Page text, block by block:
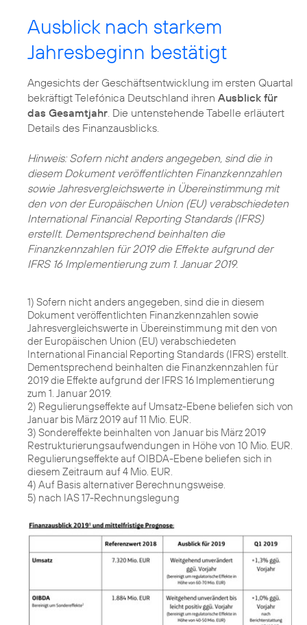
Ausblick nach starkem
Jahresbeginn bestätigt
Angesichts der Geschäftsentwicklung im ersten Quartal
bekräftigt Telefónica Deutschland ihren Ausblick für
das Gesamtjahr . Die untenstehende Tabelle erläutert
Details des Finanzausblicks.
Hinweis: Sofern nicht anders angegeben, sind die in
diesem Dokument veröffentlichten Finanzkennzahlen
sowie Jahresvergleichswerte in Übereinstimmung mit
den von der Europäischen Union (EU) verabschiedeten
International Financial Reporting Standards (IFRS)
erstellt. Dementsprechend beinhalten die
Finanzkennzahlen für 2019 die Effekte aufgrund der
IFRS 16 Implementierung zum 1. Januar 2019.
1) Sofern nicht anders angegeben, sind die in diesem
Dokument veröffentlichten Finanzkennzahlen sowie
Jahresvergleichswerte in Übereinstimmung mit den von
der Europäischen Union (EU) verabschiedeten
International Financial Reporting Standards (IFRS) erstellt.
Dementsprechend beinhalten die Finanzkennzahlen für
2019 die Effekte aufgrund der IFRS 16 Implementierung
zum 1. Januar 2019.
2) Regulierungseffekte auf Umsatz-Ebene beliefen sich von
Januar bis März 2019 auf 11 Mio. EUR.
3) Sondereffekte beinhalten von Januar bis März 2019
Restrukturierungsaufwendungen in Höhe von 10 Mio. EUR.
Regulierungseffekte auf OIBDA-Ebene beliefen sich in
diesem Zeitraum auf 4 Mio. EUR.
4) Auf Basis alternativer Berechnungsweise.
5) nach IAS 17-Rechnungslegung